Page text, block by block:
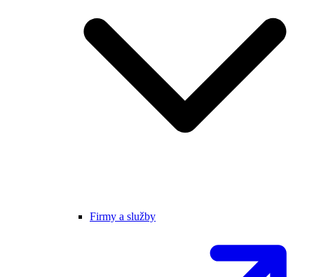
Firmy a služby